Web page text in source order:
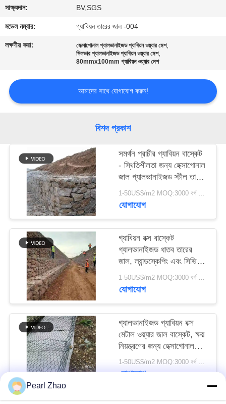
গুণমান
নিয়ন্ত্রণ
সাথে
যোগাযোগ
SITEMAP
গোপনীয়তা
সাক্ষ্যদান: BV,SGS
মডেল নম্বার: গ্যাবিয়ন তারের জাল -004
লক্ষণীয় করা: হেক্সাগোনাল গ্যালভানাইজড গ্যাবিয়ন ওয়্যার মেশ,
সিলভার গ্যালভানাইজড গ্যাবিয়ন ওয়্যার মেশ,
80mmx100mm গ্যাবিয়ন ওয়্যার মেশ
আমাদের সাথে যোগাযোগ করুন!
বিশদ প্রকাশ
সমর্থন প্রাচীর গ্যাবিয়ন বাস্কেট
- স্থিতিশীলতা জন্য হেক্সাগোনাল
জাল গ্যালভানাইজড স্টীল তারের
বক্স
1-50US$/m2 MOQ:3000 বর্গ মিটার
যোগাযোগ
গ্যাবিয়ন বক্স বাস্কেট
গ্যালভানাইজড ধাতব তারের
জাল, ল্যান্ডস্কেপিং এবং সিভিল
ইঞ্জিনিয়ারিংয়ের জন্য হেক্সাগোনাল
ডিজাইন
1-50US$/m2 MOQ:3000 বর্গ মিটার
যোগাযোগ
গ্যালভানাইজড গ্যাবিয়ন বক্স
মেটাল ওয়্যার জাল বাস্কেট, ক্ষয়
নিয়ন্ত্রণের জন্য হেক্সাগোনাল
জাল
1-50US$/m2 MOQ:3000 বর্গ মিটার
যোগাযোগ
Pearl Zhao